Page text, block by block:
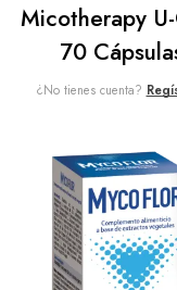
Micotherapy
70
¿No tienes cuenta?